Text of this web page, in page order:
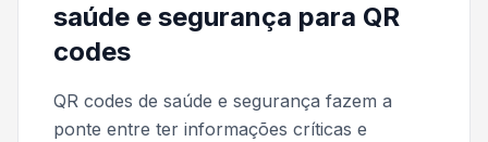
saúde e segurança para QR
codes
QR codes de saúde e segurança fazem a
ponte entre ter informações críticas e